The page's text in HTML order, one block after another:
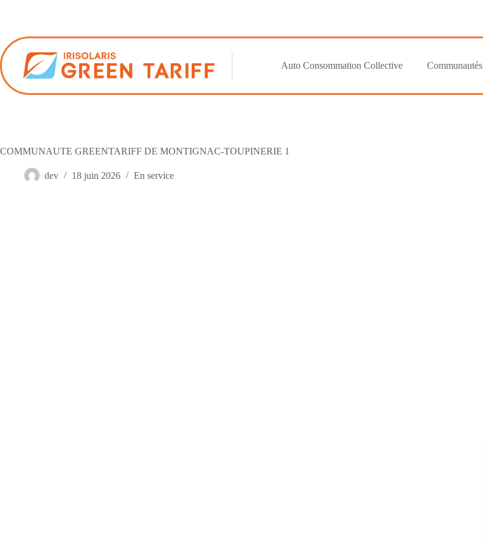
Auto Consommation Collective Communautés
COMMUNAUTE GREENTARIFF DE MONTIGNAC-TOUPINERIE 1
dev 18 juin 2026 En service